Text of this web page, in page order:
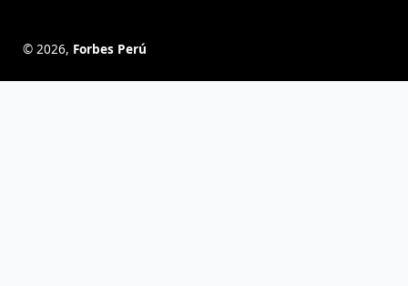
© 2026, Forbes Perú